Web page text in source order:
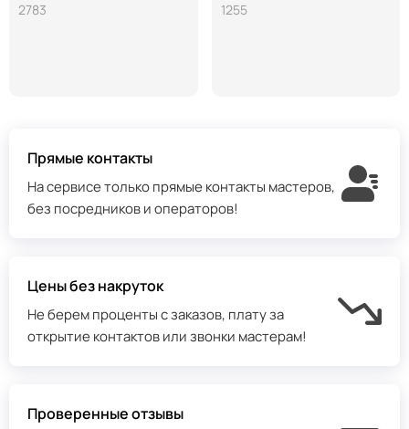
2783 1255
Прямые контакты
На сервисе только прямые контакты мастеров,
без посредников и операторов!
Цены без накруток
Не берем проценты с заказов, плату за
открытие контактов или звонки мастерам!
Проверенные отзывы